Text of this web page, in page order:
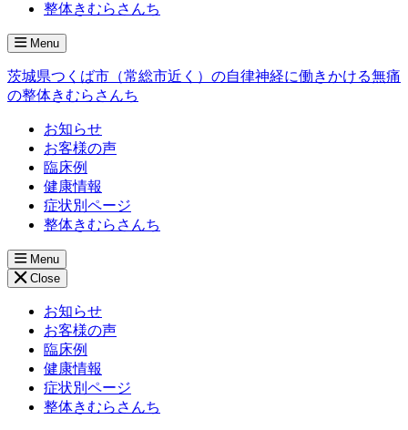
整体きむらさんち
Menu
茨城県つくば市（常総市近く）の自律神経に働きかける無痛
の整体きむらさんち
お知らせ
お客様の声
臨床例
健康情報
症状別ページ
整体きむらさんち
Menu
Close
お知らせ
お客様の声
臨床例
健康情報
症状別ページ
整体きむらさんち